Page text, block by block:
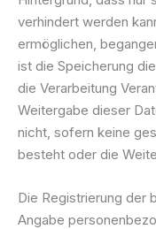
verhindert werden
ermöglichen,
ist die Speicherung
die Verarbeitung
Weitergabe dieser
nicht, sofern keine
besteht oder die
Die Registrierung der
Angabe